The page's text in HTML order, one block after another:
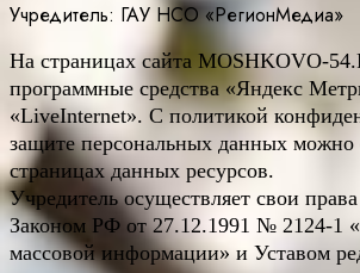
Учредитель: ГАУ НСО «РегионМедиа»
На страницах сайта MOSHKOVO-54.
программные средства «Яндекс
«LiveInternet». С политикой
защите персональных данных можно
страницах данных ресурсов.
Учредитель осуществляет свои
Законом РФ от 27.12.1991 № 2124-1
массовой информации» и Уставом